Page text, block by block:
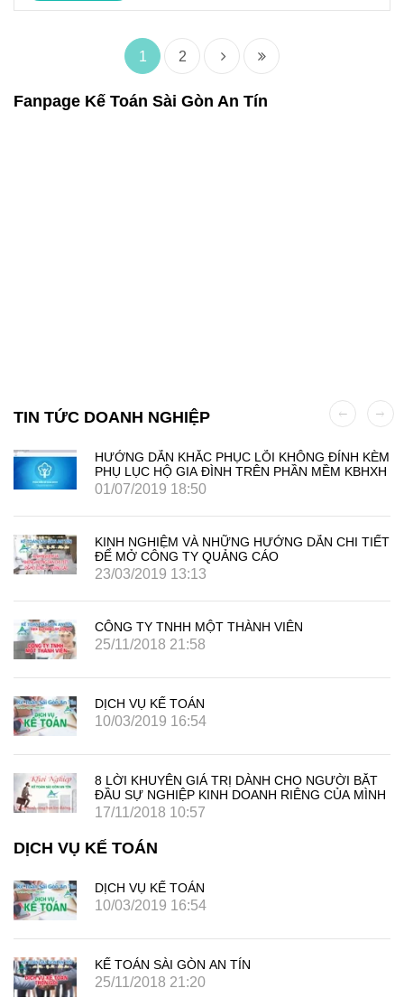
1 2
Fanpage Kế Toán Sài Gòn An Tín
TIN TỨC DOANH NGHIỆP
HƯỚNG DẪN KHẮC PHỤC LỖI KHÔNG ĐÍNH KÈM
PHỤ LỤC HỘ GIA ĐÌNH TRÊN PHẦN MỀM KBHXH
01/07/2019 18:50
KINH NGHIỆM VÀ NHỮNG HƯỚNG DẪN CHI TIẾT
ĐỂ MỞ CÔNG TY QUẢNG CÁO
23/03/2019 13:13
CÔNG TY TNHH MỘT THÀNH VIÊN
25/11/2018 21:58
DỊCH VỤ KẾ TOÁN
10/03/2019 16:54
8 LỜI KHUYÊN GIÁ TRỊ DÀNH CHO NGƯỜI BẮT
ĐẦU SỰ NGHIỆP KINH DOANH RIÊNG CỦA MÌNH
17/11/2018 10:57
DỊCH VỤ KẾ TOÁN
DỊCH VỤ KẾ TOÁN
10/03/2019 16:54
KẾ TOÁN SÀI GÒN AN TÍN
25/11/2018 21:20